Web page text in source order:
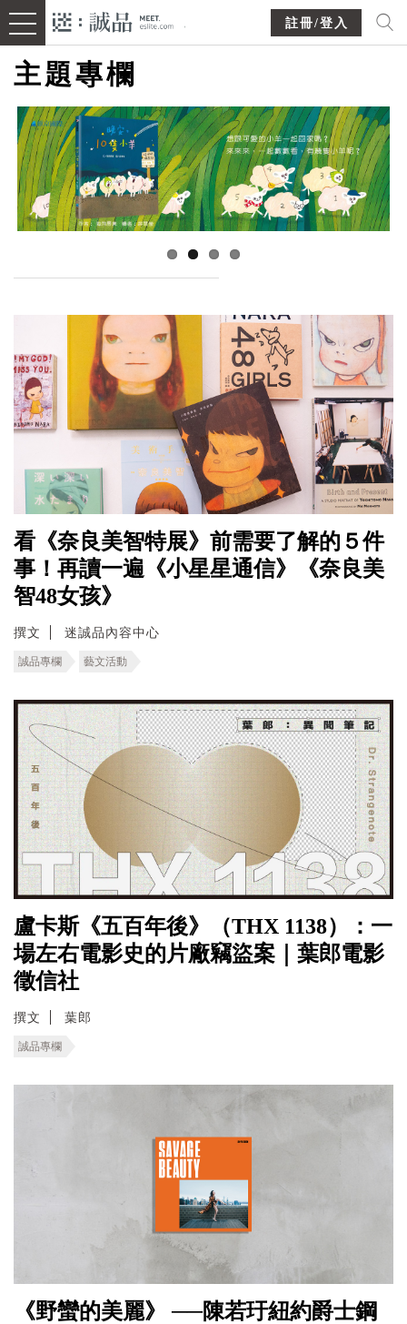
註冊/登入
主題專欄
看《奈良美智特展》前需要了解的５件
事！再讀一遍《小星星通信》《奈良美
智48女孩》
撰文 迷誠品內容中心
誠品專欄 藝文活動
盧卡斯《五百年後》（THX 1138）：一
場左右電影史的片廠竊盜案｜葉郎電影
徵信社
撰文 葉郎
誠品專欄
《野蠻的美麗》 ──陳若玗紐約爵士鋼